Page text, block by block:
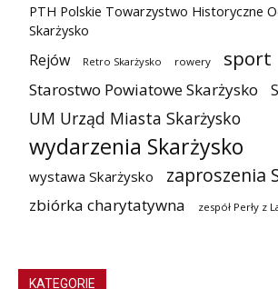
PTH Polskie Towarzystwo Historyczne
Skarżysko
Rejów Retro Skarżysko rowery sport
Starostwo Powiatowe Skarżysko
UM Urząd Miasta Skarżysko
wydarzenia Skarżysko
wystawa Skarżysko zaproszenia
zbiórka charytatywna zespół Perły z
KATEGORIE